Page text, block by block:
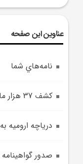
عناوین این صفحه
نامه‌هاي شما
کشف 37 هزار ماينر و تشکيل 1373 پرونده طي 5 ماه
درياچه اروميه
صدور گواهينامه